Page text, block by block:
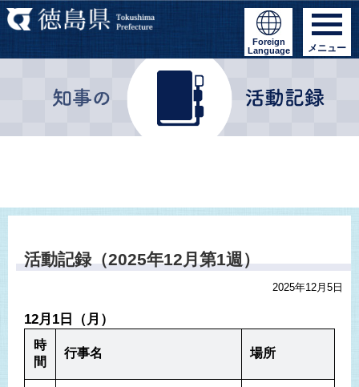
Foreign
Language
メニュー
活動記録（2025年12月第1週）
2025年12月5日
12月1日（月）
時
間
行事名 場所